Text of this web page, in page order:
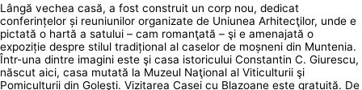
Lângă vechea casă, a fost construit un corp nou, dedicat
conferințelor și reuniunilor organizate de Uniunea Arhitecţilor, unde e
pictată o hartă a satului – cam romanţată – şi e amenajată o
expoziție despre stilul tradițional al caselor de moșneni din Muntenia.
Într-una dintre imagini este şi casa istoricului Constantin C. Giurescu,
născut aici, casa mutată la Muzeul Naţional al Viticulturii şi
Pomiculturii din Goleşti. Vizitarea Casei cu Blazoane este gratuită. De